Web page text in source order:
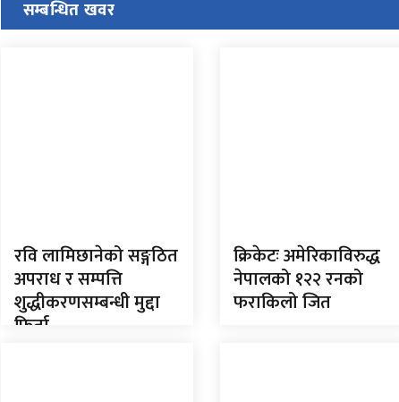
सम्बन्धित खवर
रवि लामिछानेको सङ्गठित
अपराध र सम्पत्ति
शुद्धीकरणसम्बन्धी मुद्दा
फिर्ता
क्रिकेटः अमेरिकाविरुद्ध
नेपालको १२२ रनको
फराकिलो जित